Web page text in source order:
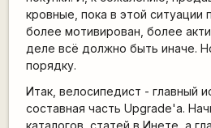
кровные, пока в этой ситуации
более мотивирован, более
деле всё должно быть иначе.
порядку.
Итак, велосипедист - главный
составная часть Upgrade'а.
каталогов, статей в Инете, а